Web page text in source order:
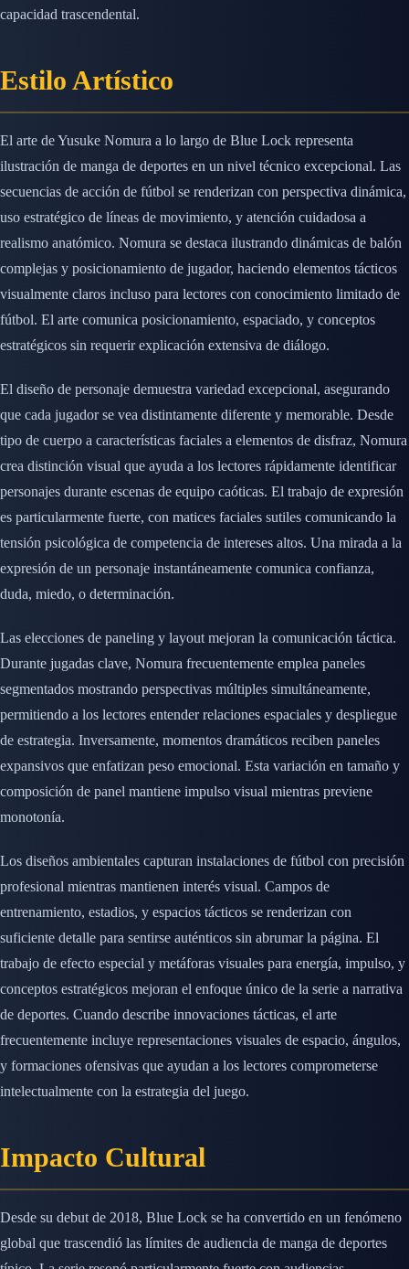
capacidad trascendental.
Estilo Artístico
El arte de Yusuke Nomura a lo largo de Blue Lock representa
ilustración de manga de deportes en un nivel técnico excepcional. Las
secuencias de acción de fútbol se renderizan con perspectiva dinámica,
uso estratégico de líneas de movimiento, y atención cuidadosa a
realismo anatómico. Nomura se destaca ilustrando dinámicas de balón
complejas y posicionamiento de jugador, haciendo elementos tácticos
visualmente claros incluso para lectores con conocimiento limitado de
fútbol. El arte comunica posicionamiento, espaciado, y conceptos
estratégicos sin requerir explicación extensiva de diálogo.
El diseño de personaje demuestra variedad excepcional, asegurando
que cada jugador se vea distintamente diferente y memorable. Desde
tipo de cuerpo a características faciales a elementos de disfraz, Nomura
crea distinción visual que ayuda a los lectores rápidamente identificar
personajes durante escenas de equipo caóticas. El trabajo de expresión
es particularmente fuerte, con matices faciales sutiles comunicando la
tensión psicológica de competencia de intereses altos. Una mirada a la
expresión de un personaje instantáneamente comunica confianza,
duda, miedo, o determinación.
Las elecciones de paneling y layout mejoran la comunicación táctica.
Durante jugadas clave, Nomura frecuentemente emplea paneles
segmentados mostrando perspectivas múltiples simultáneamente,
permitiendo a los lectores entender relaciones espaciales y despliegue
de estrategia. Inversamente, momentos dramáticos reciben paneles
expansivos que enfatizan peso emocional. Esta variación en tamaño y
composición de panel mantiene impulso visual mientras previene
monotonía.
Los diseños ambientales capturan instalaciones de fútbol con precisión
profesional mientras mantienen interés visual. Campos de
entrenamiento, estadios, y espacios tácticos se renderizan con
suficiente detalle para sentirse auténticos sin abrumar la página. El
trabajo de efecto especial y metáforas visuales para energía, impulso, y
conceptos estratégicos mejoran el enfoque único de la serie a narrativa
de deportes. Cuando describe innovaciones tácticas, el arte
frecuentemente incluye representaciones visuales de espacio, ángulos,
y formaciones ofensivas que ayudan a los lectores comprometerse
intelectualmente con la estrategia del juego.
Impacto Cultural
Desde su debut de 2018, Blue Lock se ha convertido en un fenómeno
global que trascendió las límites de audiencia de manga de deportes